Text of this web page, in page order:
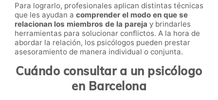
Para lograrlo, profesionales aplican distintas técnicas
que les ayudan a comprender el modo en que se
relacionan los miembros de la pareja y brindarles
herramientas para solucionar conflictos. A la hora de
abordar la relación, los psicólogos pueden prestar
asesoramiento de manera individual o conjunta.
Cuándo consultar a un psicólogo
en Barcelona